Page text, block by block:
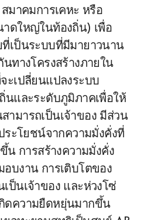
มาคมการเคหะ หรือ
ดใหญ่ในท้องถิ่น) เพื่อ
เป็นระบบที่มีมายาวนาน
นทางโครงสร้างภายใน
ะเปลี่ยนแปลงระบบ
นและระดับภูมิภาคเพื่อให้
มารถเป็นเจ้าของ มีส่วน
ระโยชน์จากความมั่งคั่งที่
น การสร้างความมั่งคั่ง
บงาน การเติบโตของ
ป็นเจ้าของ และห่วงโซ่
ดความยืดหยุ่นมากขึ้น